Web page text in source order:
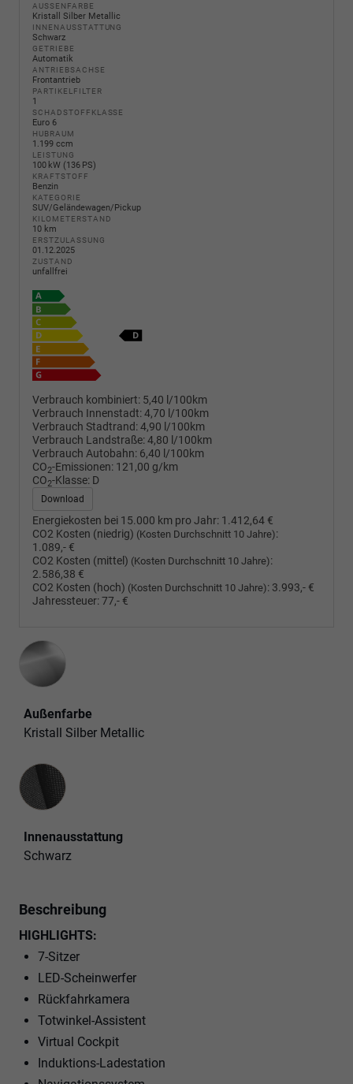
AUSSENFARBE
Kristall Silber Metallic
INNENAUSSTATTUNG
Schwarz
GETRIEBE
Automatik
ANTRIEBSACHSE
Frontantrieb
PARTIKELFILTER
1
SCHADSTOFFKLASSE
Euro 6
HUBRAUM
1.199 ccm
LEISTUNG
100 kW (136 PS)
KRAFTSTOFF
Benzin
KATEGORIE
SUV/Geländewagen/Pickup
KILOMETERSTAND
10 km
ERSTZULASSUNG
01.12.2025
ZUSTAND
unfallfrei
Verbrauch kombiniert: 5,40 l/100km
Verbrauch Innenstadt:4,70 l/100km
Verbrauch Stadtrand:4,90 l/100km
Verbrauch Landstraße:4,80 l/100km
Verbrauch Autobahn: 6,40 l/100km
CO2-Emissionen: 121,00 g/km
CO2-Klasse: D
Download
Energiekosten bei 15.000 km pro Jahr: 1.412,64 €
CO2 Kosten (niedrig) (Kosten Durchschnitt 10 Jahre):
1.089,- €
CO2 Kosten (mittel) (Kosten Durchschnitt 10 Jahre):
2.586,38 €
CO2 Kosten (hoch) (Kosten Durchschnitt 10 Jahre): 3.993,- €
Jahressteuer:77,- €
Außenfarbe
Kristall Silber Metallic
Innenausstattung
Innenausstattung
Schwarz
Beschreibung
HIGHLIGHTS:
7-Sitzer
LED-Scheinwerfer
Rückfahrkamera
Totwinkel-Assistent
Virtual Cockpit
Induktions-Ladestation